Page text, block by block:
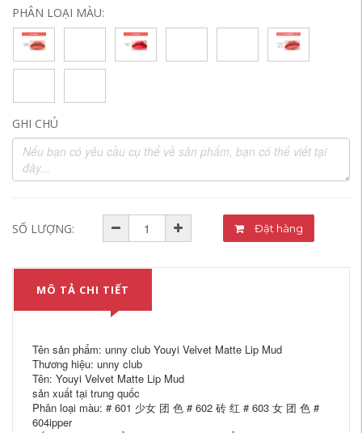
PHÂN LOẠI MÀU:
GHI CHÚ
SỐ LƯỢNG: Đặt hàng
MÔ TẢ CHI TIẾT
Tên sản phẩm: unny club Youyi Velvet Matte Lip Mud
Thương hiệu: unny club
Tên: Youyi Velvet Matte Lip Mud
sản xuất tại trung quốc
Phân loại màu: # 601 少女 团 色 # 602 砖 红 # 603 女 团 色 #
604ipper